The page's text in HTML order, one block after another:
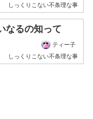
しっくりこない不条理な事
なるの知って
ティー子
しっくりこない不条理な事